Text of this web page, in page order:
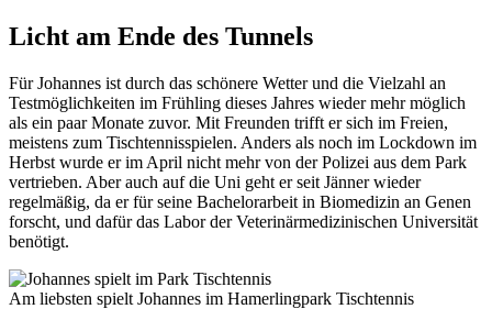
Licht am Ende des Tunnels
Für Johannes ist durch das schönere Wetter und die Vielzahl an
Testmöglichkeiten im Frühling dieses Jahres wieder mehr möglich
als ein paar Monate zuvor. Mit Freunden trifft er sich im Freien,
meistens zum Tischtennisspielen. Anders als noch im Lockdown im
Herbst wurde er im April nicht mehr von der Polizei aus dem Park
vertrieben. Aber auch auf die Uni geht er seit Jänner wieder
regelmäßig, da er für seine Bachelorarbeit in Biomedizin an Genen
forscht, und dafür das Labor der Veterinärmedizinischen Universität
benötigt.
Am liebsten spielt Johannes im Hamerlingpark Tischtennis